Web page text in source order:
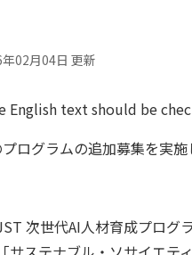
02月04日 更新
English text should be
ログラムの追加募集を実施
次世代AI人材育成プログ